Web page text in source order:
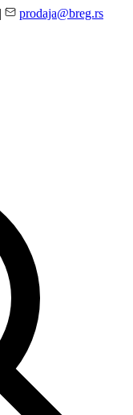
| prodaja@breg.rs